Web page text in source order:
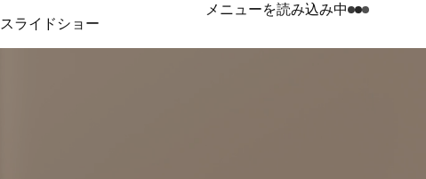
メニューを読み込み中
スライドショー